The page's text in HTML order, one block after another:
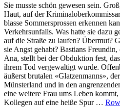
Sie musste schön gewesen sein.
Haut, auf der
blasse Sommersprossen erkennen
Verkehrsunfalls. Was hatte sie dazu
auf die Straße zu laufen? Übermut?
sie Angst gehabt? Bastians
Ana, stellt bei der Obduktion fest,
ihrem Tod vergewaltigt wurde.
äußerst brutalen «Glatzenmanns»,
Münsterland und in den
eine weitere Frau ums Leben
Kollegen auf eine heiße Spur …